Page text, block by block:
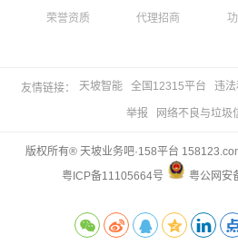
荣誉资质
代理招商
友情链接： 天坡智能 全国12315平台 违
举报 网络不良与垃圾
版权所有® 天坡业务吧·158平台
粤ICP备11105664号
粤公网安